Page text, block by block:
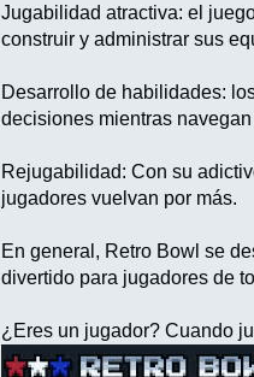
Jugabilidad atractiva: el
construir y administrar sus
Desarrollo de habilidades:
decisiones mientras
Rejugabilidad: Con su
jugadores vuelvan por más.
En general, Retro Bowl se
divertido para jugadores de
¿Eres un jugador? Cuando